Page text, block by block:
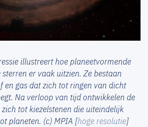
illustreert hoe planeetvormende
er vaak uitzien. Ze bestaan
en gas dat zich tot ringen van dicht
Na verloop van tijd ontwikkelen de
tot kiezelstenen die uiteindelijk
planeten. (c) MPIA [hoge resolutie]